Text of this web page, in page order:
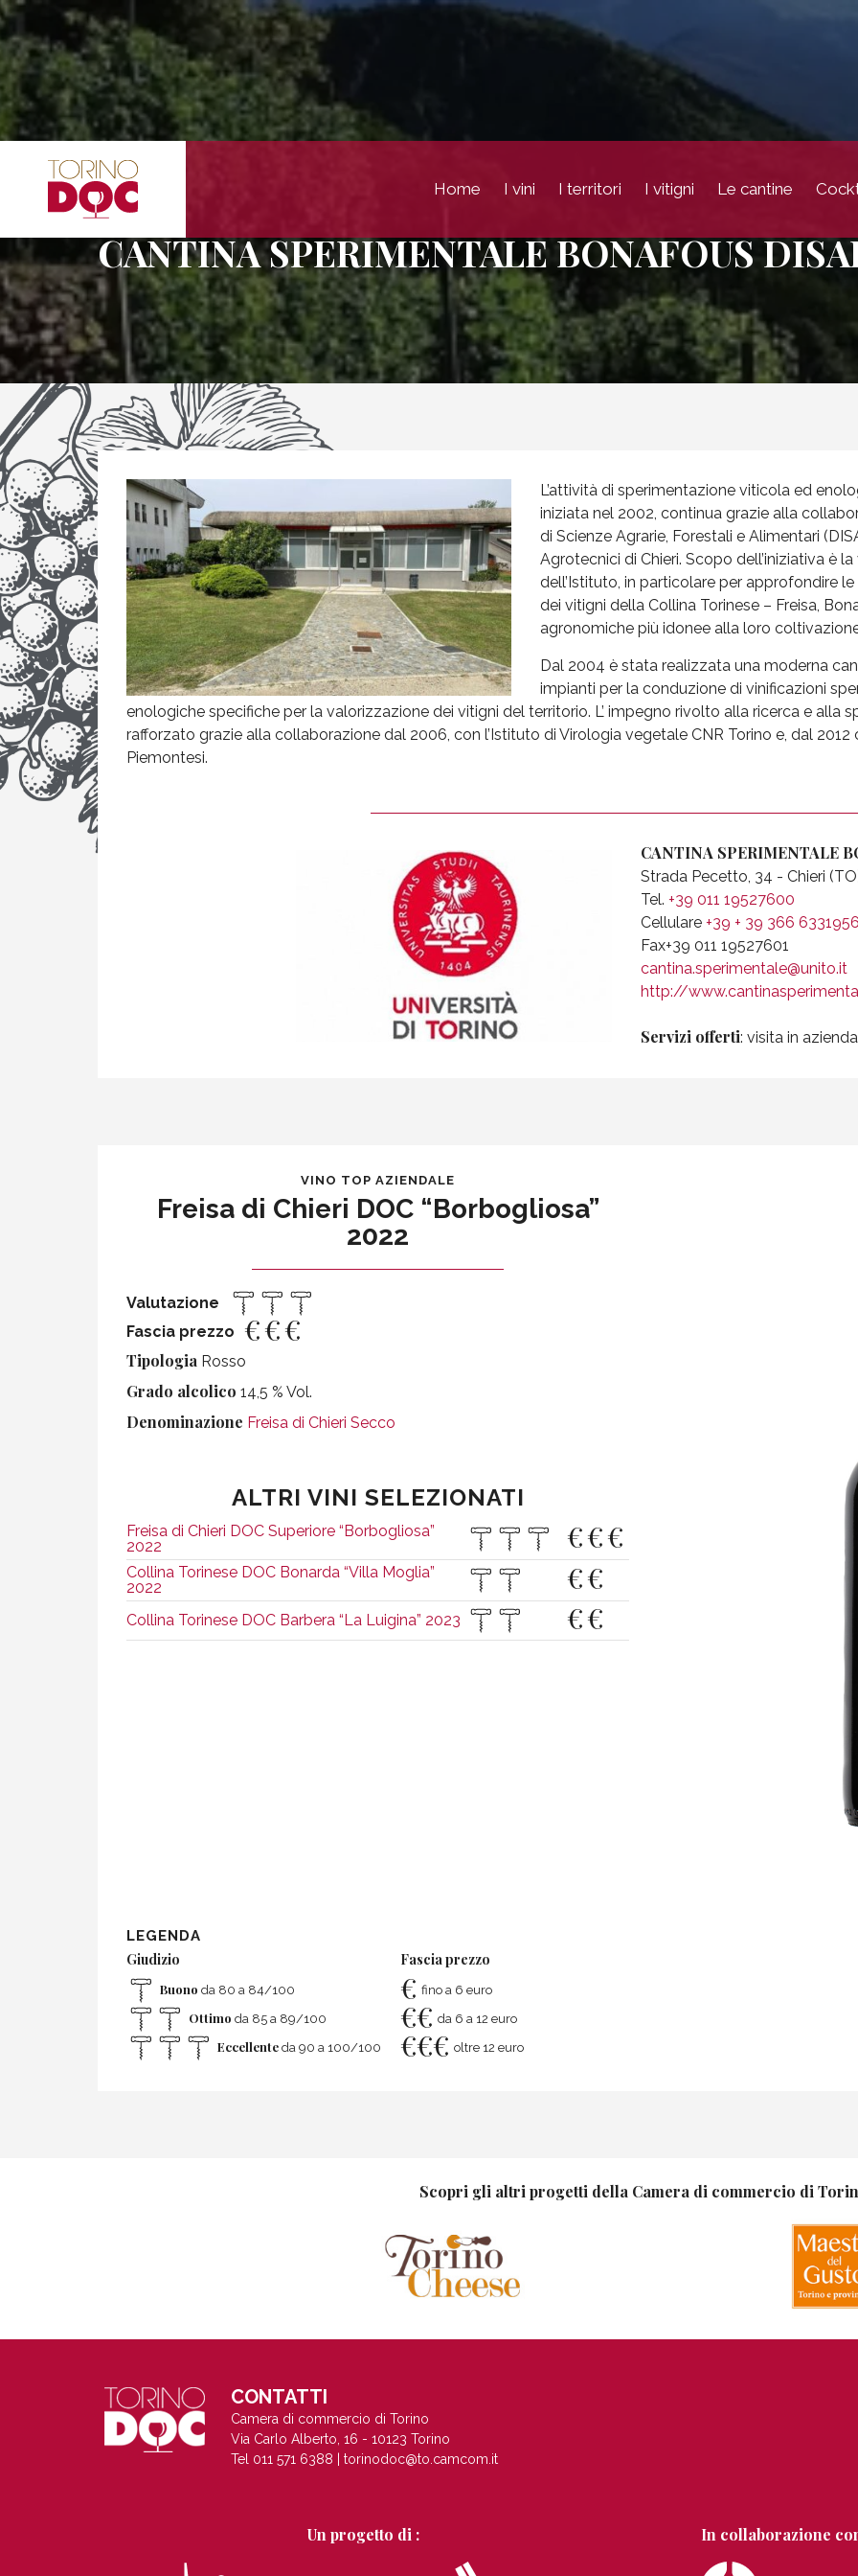
Home I vini I territori I vitigni Le cantine
CANTINA SPERIMENTALE BONAFOUS
L’attività di sperimentazione viticola ed
iniziata nel 2002, continua grazie alla
di Scienze Agrarie, Forestali e Alimentari
Agrotecnici di Chieri. Scopo dell’iniziativa è
dell’Istituto, in particolare per approfondire
dei vitigni della Collina Torinese – Freisa,
agronomiche più idonee alla loro
Dal 2004 è stata realizzata una moderna
impianti per la conduzione di vinificazioni
enologiche specifiche per la valorizzazione dei vitigni del territorio. L’ impegno rivolto alla ricerca e alla
rafforzato grazie alla collaborazione dal 2006, con l’Istituto di Virologia vegetale CNR Torino e, dal
Piemontesi.
CANTINA SPERIMENTALE
Strada Pecetto, 34 - Chieri
Tel. +39 011 19527600
Cellulare +39 + 39 366 6331956
Fax+39 011 19527601
cantina.sperimentale@unito.it
http://
Servizi offerti: visita in azienda
VINO TOP AZIENDALE
Freisa di Chieri DOC “Borbogliosa”
2022
Valutazione
Fascia prezzo
€€€
Tipologia Rosso
Grado alcolico 14,5 % Vol.
Denominazione Freisa di Chieri Secco
ALTRI VINI SELEZIONATI
Freisa di Chieri DOC Superiore “Borbogliosa”
2022
€€€
Collina Torinese DOC Bonarda “Villa Moglia”
2022
€€
Collina Torinese DOC Barbera “La Luigina” 2023 €€
LEGENDA
Giudizio
Buono da 80 a 84/100
Ottimo da 85 a 89/100
Eccellente da 90 a 100/100
Fascia prezzo
€ fino a 6 euro
€€ da 6 a 12 euro
€€€ oltre 12 euro
Scopri gli altri progetti della Camera di commercio di
CONTATTI
Camera di commercio di Torino
Via Carlo Alberto, 16 - 10123 Torino
Tel 011 571 6388 | torinodoc@to.camcom.it
Un progetto di : In collaborazione